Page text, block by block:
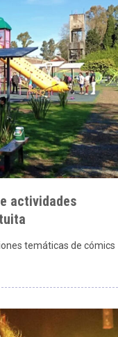
actividades
temáticas de cómics